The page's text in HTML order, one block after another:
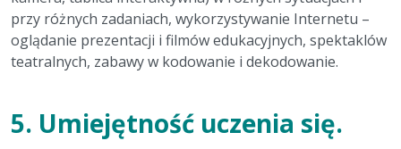
przy różnych zadaniach, wykorzystywanie Internetu –
oglądanie prezentacji i filmów edukacyjnych, spektaklów
teatralnych, zabawy w kodowanie i dekodowanie.
5. Umiejętność uczenia się.